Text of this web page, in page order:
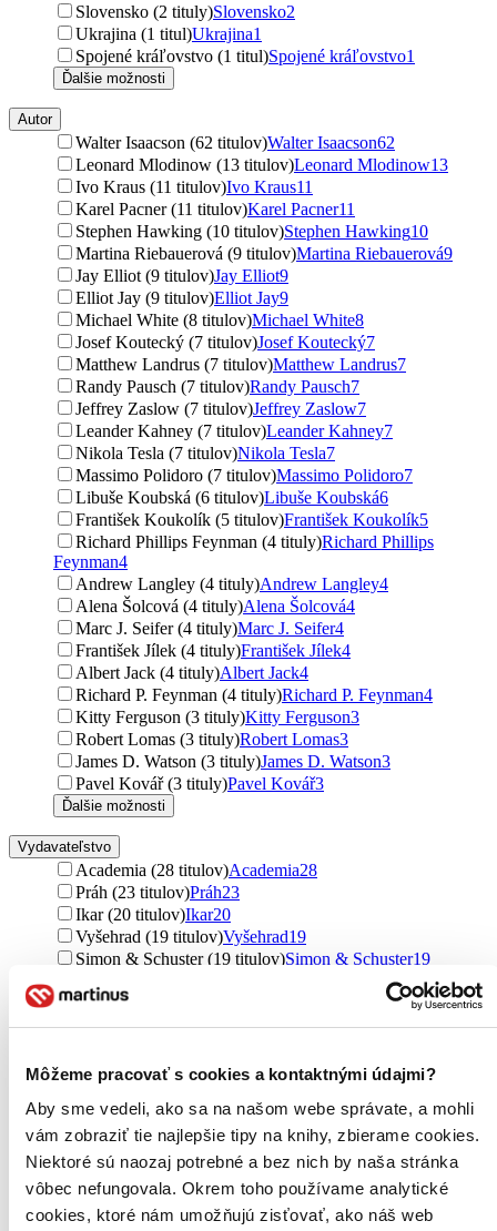
Môžeme pracovať s cookies a kontaktnými údajmi?
Aby sme vedeli, ako sa na našom webe správate, a mohli
vám zobraziť tie najlepšie tipy na knihy, zbierame cookies.
Niektoré sú naozaj potrebné a bez nich by naša stránka
vôbec nefungovala. Okrem toho používame analytické
cookies, ktoré nám umožňujú zisťovať, ako náš web
Slovensko (2 tituly)Slovensko2
Ukrajina (1 titul)Ukrajina1
Spojené kráľovstvo (1 titul)Spojené kráľovstvo1
Ďalšie možnosti
Autor
Walter Isaacson (62 titulov)Walter Isaacson62
Leonard Mlodinow (13 titulov)Leonard Mlodinow13
Ivo Kraus (11 titulov)Ivo Kraus11
Karel Pacner (11 titulov)Karel Pacner11
Stephen Hawking (10 titulov)Stephen Hawking10
Martina Riebauerová (9 titulov)Martina Riebauerová9
Jay Elliot (9 titulov)Jay Elliot9
Elliot Jay (9 titulov)Elliot Jay9
Michael White (8 titulov)Michael White8
Josef Koutecký (7 titulov)Josef Koutecký7
Matthew Landrus (7 titulov)Matthew Landrus7
Randy Pausch (7 titulov)Randy Pausch7
Jeffrey Zaslow (7 titulov)Jeffrey Zaslow7
Leander Kahney (7 titulov)Leander Kahney7
Nikola Tesla (7 titulov)Nikola Tesla7
Massimo Polidoro (7 titulov)Massimo Polidoro7
Libuše Koubská (6 titulov)Libuše Koubská6
František Koukolík (5 titulov)František Koukolík5
Richard Phillips Feynman (4 tituly)Richard Phillips
Feynman4
Andrew Langley (4 tituly)Andrew Langley4
Alena Šolcová (4 tituly)Alena Šolcová4
Marc J. Seifer (4 tituly)Marc J. Seifer4
František Jílek (4 tituly)František Jílek4
Albert Jack (4 tituly)Albert Jack4
Richard P. Feynman (4 tituly)Richard P. Feynman4
Kitty Ferguson (3 tituly)Kitty Ferguson3
Robert Lomas (3 tituly)Robert Lomas3
James D. Watson (3 tituly)James D. Watson3
Pavel Kovář (3 tituly)Pavel Kovář3
Ďalšie možnosti
Vydavateľstvo
Academia (28 titulov)Academia28
Práh (23 titulov)Práh23
Ikar (20 titulov)Ikar20
Vyšehrad (19 titulov)Vyšehrad19
Simon & Schuster (19 titulov)Simon & Schuster19
Slovart CZ (15 titulov)
CPRESS (13 titulov)CPRESS13
Matica slovenská (11 titulov)Matica slovenská11
VEDA (9 titulov)VEDA9
Pavel Mervart (9 titulov)Pavel Mervart 9
Penguin Books (8 titulov)Penguin Books8
Rebo (8 titulov)Rebo
Little, Brown (8 titulov)
Little, Brown
Spoločnosť Prometheus (8 titulov)Spoločnosť